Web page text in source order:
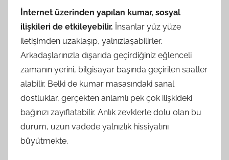
İnternet üzerinden yapılan kumar, sosyal
ilişkileri de etkileyebilir. İnsanlar yüz yüze
iletişimden uzaklaşıp, yalnızlaşabilirler.
Arkadaşlarınızla dışarıda geçirdiğiniz eğlenceli
zamanın yerini, bilgisayar başında geçirilen saatler
alabilir. Belki de kumar masasındaki sanal
dostluklar, gerçekten anlamlı pek çok ilişkideki
bağınızı zayıflatabilir. Anlık zevklerle dolu olan bu
durum, uzun vadede yalnızlık hissiyatını
büyütmekte.